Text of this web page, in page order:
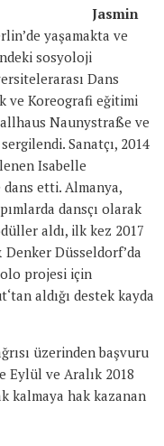
Jasmin
yaşamakta ve
sosyoloji
Dans
ve Koreografi eğitimi
Naunystraße ve
Sanatçı, 2014
Isabelle
dans etti. Almanya,
dansçı olarak
aldı, ilk kez 2017
Denker Düsseldorf’da
projesi için
aldığı destek kayda
üzerinden başvuru
Eylül ve Aralık 2018
kalmaya hak kazanan